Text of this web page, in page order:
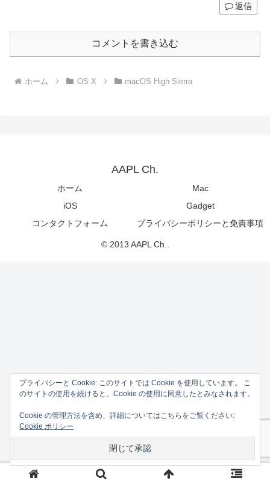
返信
コメントを書き込む
ホーム OS X macOS High Sierra
AAPL Ch.
ホーム
Mac
iOS
Gadget
コンタクトフォーム
プライバシーポリシーと免責事項
© 2013 AAPL Ch..
プライバシーと Cookie: このサイトでは Cookie を使用しています。 こ
のサイトの使用を続けると、Cookie の使用に同意したとみなされます。
Cookie の管理方法を含め、詳細についてはこちらをご覧ください:
Cookie ポリシー